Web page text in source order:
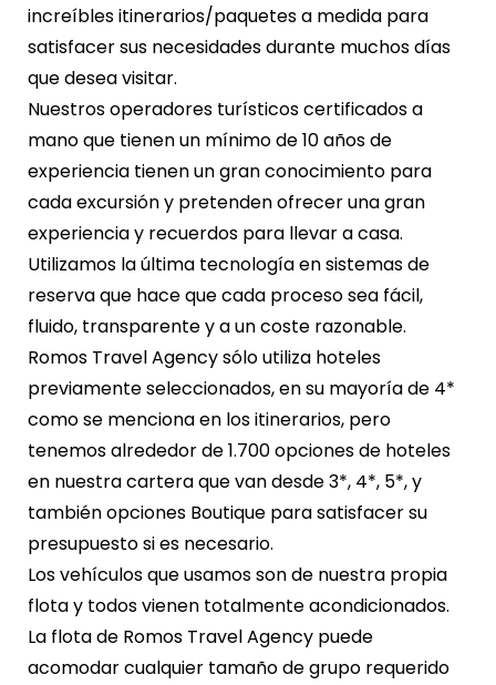
increíbles itinerarios/paquetes a medida para
satisfacer sus necesidades durante muchos días
que desea visitar.
Nuestros operadores turísticos certificados a
mano que tienen un mínimo de 10 años de
experiencia tienen un gran conocimiento para
cada excursión y pretenden ofrecer una gran
experiencia y recuerdos para llevar a casa.
Utilizamos la última tecnología en sistemas de
reserva que hace que cada proceso sea fácil,
fluido, transparente y a un coste razonable.
Romos Travel Agency sólo utiliza hoteles
previamente seleccionados, en su mayoría de 4*
como se menciona en los itinerarios, pero
tenemos alrededor de 1.700 opciones de hoteles
en nuestra cartera que van desde 3*, 4*, 5*, y
también opciones Boutique para satisfacer su
presupuesto si es necesario.
Los vehículos que usamos son de nuestra propia
flota y todos vienen totalmente acondicionados.
La flota de Romos Travel Agency puede
acomodar cualquier tamaño de grupo requerido